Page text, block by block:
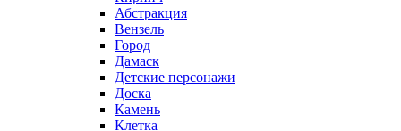
Абстракция
Вензель
Город
Дамаск
Детские персонажи
Доска
Камень
Клетка